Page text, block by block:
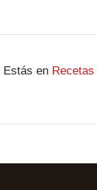
Estás en Recetas